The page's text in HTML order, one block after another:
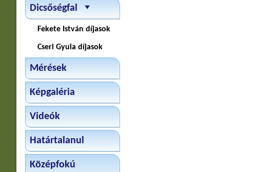
Dicsőségfal
Fekete István díjasok
Cseri Gyula díjasok
Mérések
Képgaléria
Videók
Határtalanul
Középfokú